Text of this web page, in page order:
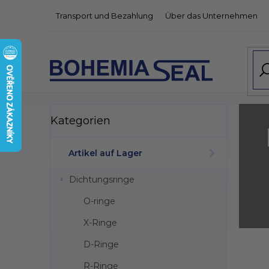
Transport und Bezahlung Über das Unternehmen
e
überspringen
Kategorien
Artikel auf Lager
Dichtungsringe
O-ringe
X-Ringe
D-Ringe
R-Ringe